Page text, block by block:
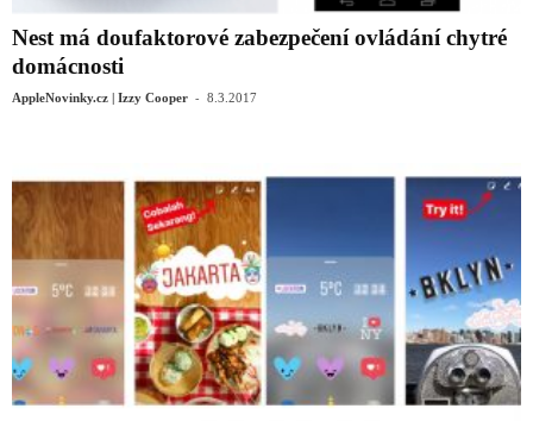
Nest má doufaktorové zabezpečení ovládání chytré
domácnosti
AppleNovinky.cz | Izzy Cooper - 8.3.2017